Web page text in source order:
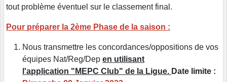
tout problème éventuel sur le classement final.
Pour préparer la 2ème Phase de la saison :
Nous transmettre les concordances/oppositions de vos
équipes Nat/Reg/Dep en utilisant
l'application "MEPC Club" de la Ligue. Date limite :